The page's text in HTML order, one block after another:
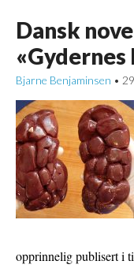
Dansk
«Gydernes
Bjarne Benjaminsen •
opprinnelig publisert i